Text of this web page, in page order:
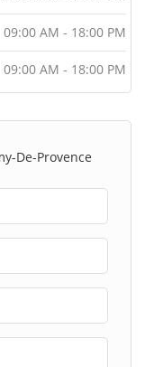
09:00 AM - 18:00 PM
09:00 AM - 18:00 PM
De-Provence